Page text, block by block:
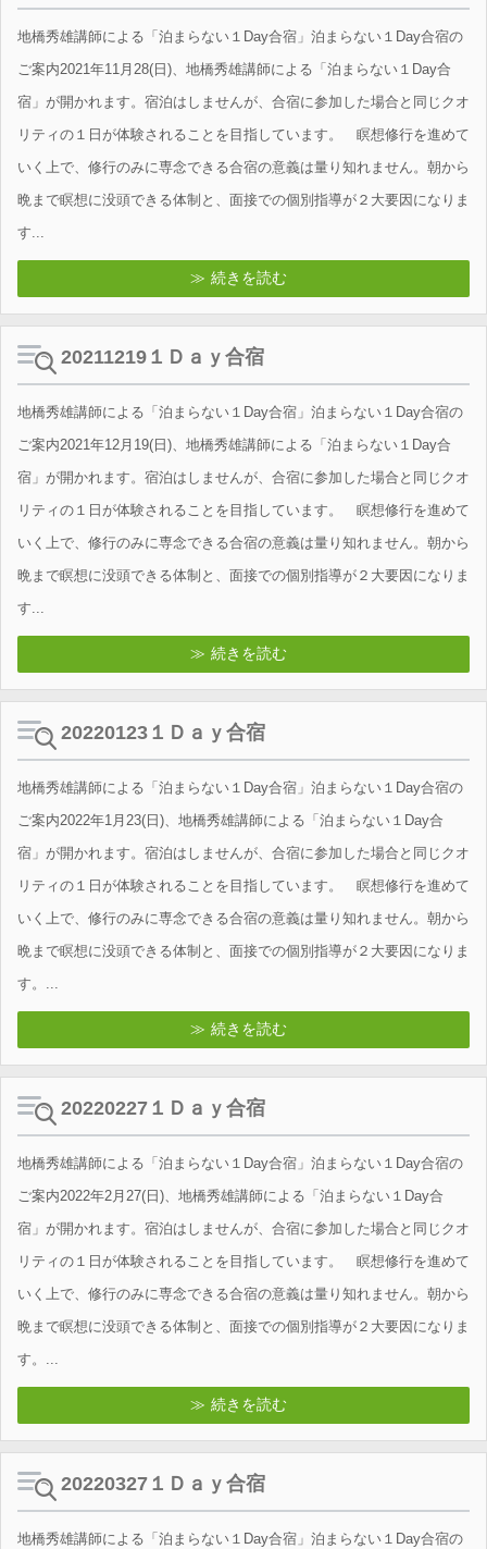
地橋秀雄講師による「泊まらない１Day合宿」泊まらない１Day合宿の
ご案内2021年11月28(日)、地橋秀雄講師による「泊まらない１Day合
宿」が開かれます。宿泊はしませんが、合宿に参加した場合と同じクオ
リティの１日が体験されることを目指しています。 瞑想修行を進めて
いく上で、修行のみに専念できる合宿の意義は量り知れません。朝から
晩まで瞑想に没頭できる体制と、面接での個別指導が２大要因になりま
す...
続きを読む
20211219１Ｄａｙ合宿
地橋秀雄講師による「泊まらない１Day合宿」泊まらない１Day合宿の
ご案内2021年12月19(日)、地橋秀雄講師による「泊まらない１Day合
宿」が開かれます。宿泊はしませんが、合宿に参加した場合と同じクオ
リティの１日が体験されることを目指しています。 瞑想修行を進めて
いく上で、修行のみに専念できる合宿の意義は量り知れません。朝から
晩まで瞑想に没頭できる体制と、面接での個別指導が２大要因になりま
す...
続きを読む
20220123１Ｄａｙ合宿
地橋秀雄講師による「泊まらない１Day合宿」泊まらない１Day合宿の
ご案内2022年1月23(日)、地橋秀雄講師による「泊まらない１Day合
宿」が開かれます。宿泊はしませんが、合宿に参加した場合と同じクオ
リティの１日が体験されることを目指しています。 瞑想修行を進めて
いく上で、修行のみに専念できる合宿の意義は量り知れません。朝から
晩まで瞑想に没頭できる体制と、面接での個別指導が２大要因になりま
す。...
続きを読む
20220227１Ｄａｙ合宿
地橋秀雄講師による「泊まらない１Day合宿」泊まらない１Day合宿の
ご案内2022年2月27(日)、地橋秀雄講師による「泊まらない１Day合
宿」が開かれます。宿泊はしませんが、合宿に参加した場合と同じクオ
リティの１日が体験されることを目指しています。 瞑想修行を進めて
いく上で、修行のみに専念できる合宿の意義は量り知れません。朝から
晩まで瞑想に没頭できる体制と、面接での個別指導が２大要因になりま
す。...
続きを読む
20220327１Ｄａｙ合宿
地橋秀雄講師による「泊まらない１Day合宿」泊まらない１Day合宿の